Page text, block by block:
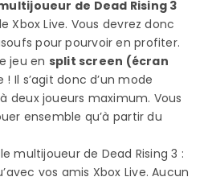
de Dead Rising 3
Xbox Live. Vous devrez donc
pour pourvoir en profiter.
jeu en split screen (écran
Il s’agit donc d’un mode
deux joueurs maximum. Vous
ensemble qu’à partir du
multijoueur de Dead Rising 3 :
vos amis Xbox Live. Aucun